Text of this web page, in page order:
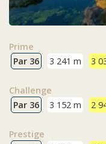
Prime
Par 36
3 241 m 3
Challenge
Par 36
3 152 m 2
Prestige